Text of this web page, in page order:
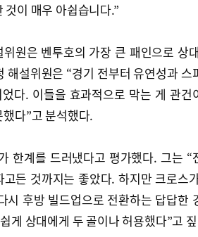
이 매우 아쉽습니다.”
원은 벤투호의 가장 큰 패인으로 상
설위원은 “경기 전부터 유연성과 스
다. 이들을 효과적으로 막는 게 관건
다”고 분석했다.
한계를 드러냈다고 평가했다. 그는 “
든 것까지는 좋았다. 하지만 크로스
후방 빌드업으로 전환하는 답답한
게 상대에게 두 골이나 허용했다”고